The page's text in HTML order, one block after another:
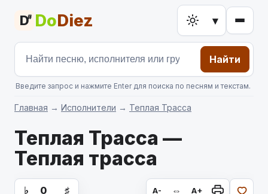
D# DoDiez ▾
Найти
Введите запрос и нажмите Enter для поиска по песням и текстам.
Главная → Исполнители → Теплая Трасса
Теплая Трасса —
Теплая трасса
аккорды для гитары, текст песни
♭ 0 ♯ A- ⇔ A+